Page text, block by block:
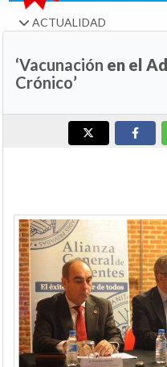
ACTUALIDAD
‘Vacunación en el
Crónico’